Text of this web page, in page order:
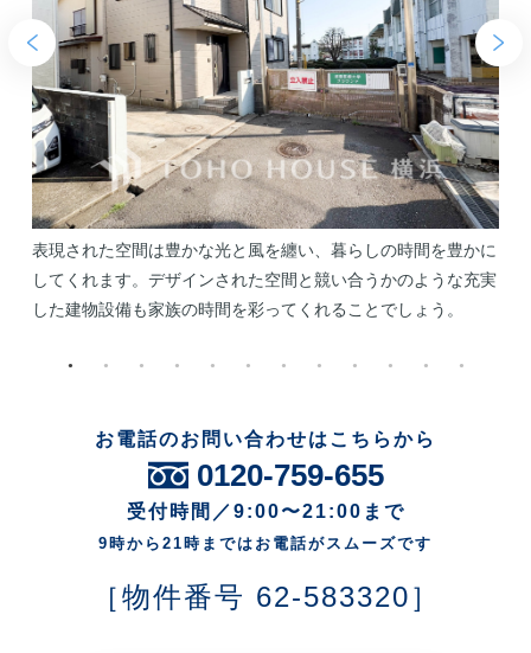
表現された空間は豊かな光と風を纏い、暮らしの時間を豊かに
してくれます。デザインされた空間と競い合うかのような充実
した建物設備も家族の時間を彩ってくれることでしょう。
お電話のお問い合わせはこちらから
0120-759-655
受付時間／9:00〜21:00まで
9時から21時まではお電話がスムーズです
［物件番号 62-583320］